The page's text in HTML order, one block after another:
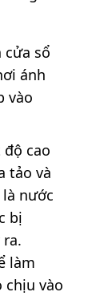
sổ
ánh
vào
cao
tảo và
nước
bị
làm
vào